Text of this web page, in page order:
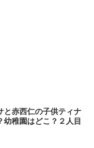
と赤西仁の子供ティナ
幼稚園はどこ？２人目